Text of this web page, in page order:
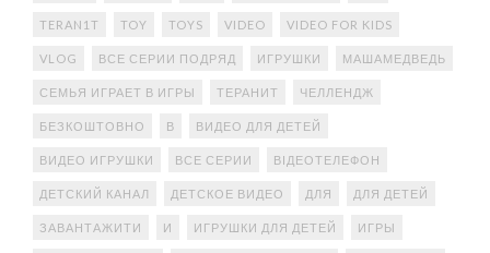
TERAN1T TOY TOYS VIDEO VIDEO FOR KIDS
VLOG ВСЕ СЕРИИ ПОДРЯД ИГРУШКИ МАШАМЕДВЕДЬ
СЕМЬЯ ИГРАЕТ В ИГРЫ ТЕРАНИТ ЧЕЛЛЕНДЖ
БЕЗКОШТОВНО В ВИДЕО ДЛЯ ДЕТЕЙ
ВИДЕО ИГРУШКИ ВСЕ СЕРИИ ВІДЕОТЕЛЕФОН
ДЕТСКИЙ КАНАЛ ДЕТСКОЕ ВИДЕО ДЛЯ ДЛЯ ДЕТЕЙ
ЗАВАНТАЖИТИ И ИГРУШКИ ДЛЯ ДЕТЕЙ ИГРЫ